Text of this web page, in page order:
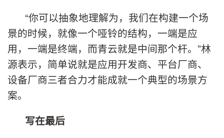
“你可以抽象地理解为，我们在构建一个场
景的时候，就像一个哑铃的结构，一端是应
用，一端是终端，而青云就是中间那个杆。”林
源表示，简单说就是应用开发商、平台厂商、
设备厂商三者合力才能成就一个典型的场景方
案。
写在最后